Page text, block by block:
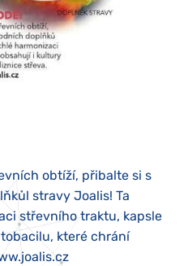
obtíží, přibalte si s
stravy Joalis! Ta
střevního traktu, kapsle
které chrání